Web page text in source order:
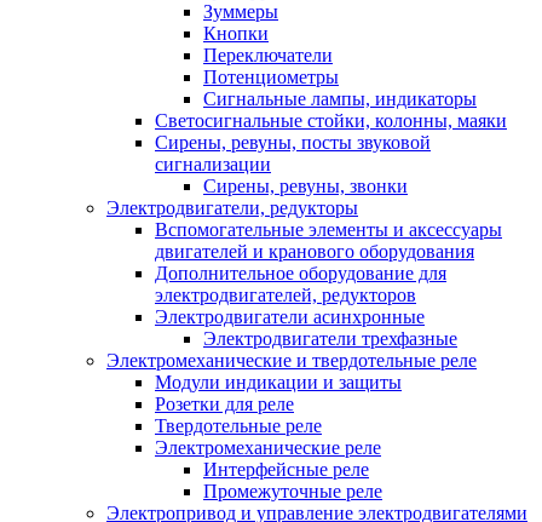
Зуммеры
Кнопки
Переключатели
Потенциометры
Сигнальные лампы, индикаторы
Светосигнальные стойки, колонны, маяки
Сирены, ревуны, посты звуковой
сигнализации
Сирены, ревуны, звонки
Электродвигатели, редукторы
Вспомогательные элементы и аксессуары
двигателей и кранового оборудования
Дополнительное оборудование для
электродвигателей, редукторов
Электродвигатели асинхронные
Электродвигатели трехфазные
Электромеханические и твердотельные реле
Модули индикации и защиты
Розетки для реле
Твердотельные реле
Электромеханические реле
Интерфейсные реле
Промежуточные реле
Электропривод и управление электродвигателями